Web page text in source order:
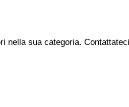
nella sua categoria.